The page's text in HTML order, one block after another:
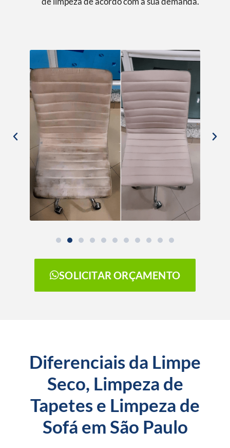
SOLICITAR ORÇAMENTO
Diferenciais da Limpe
Seco, Limpeza de
Tapetes e Limpeza de
Sofá em São Paulo